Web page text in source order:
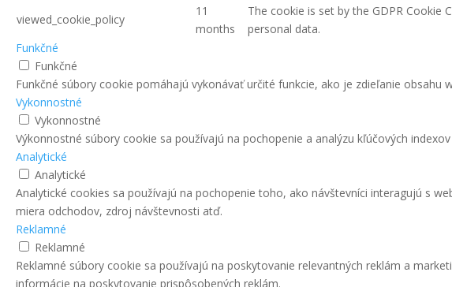
viewed_cookie_policy
11
months
The cookie is set by the GDPR
personal data.
Funkčné
Funkčné
Funkčné súbory cookie pomáhajú vykonávať určité funkcie, ako je zdieľanie
Vykonnostné
Vykonnostné
Výkonnostné súbory cookie sa používajú na pochopenie a analýzu kľúčových
Analytické
Analytické
Analytické cookies sa používajú na pochopenie toho, ako návštevníci interagujú s
miera odchodov, zdroj návštevnosti atď.
Reklamné
Reklamné
Reklamné súbory cookie sa používajú na poskytovanie relevantných reklám a
informácie na poskytovanie prispôsobených reklám.